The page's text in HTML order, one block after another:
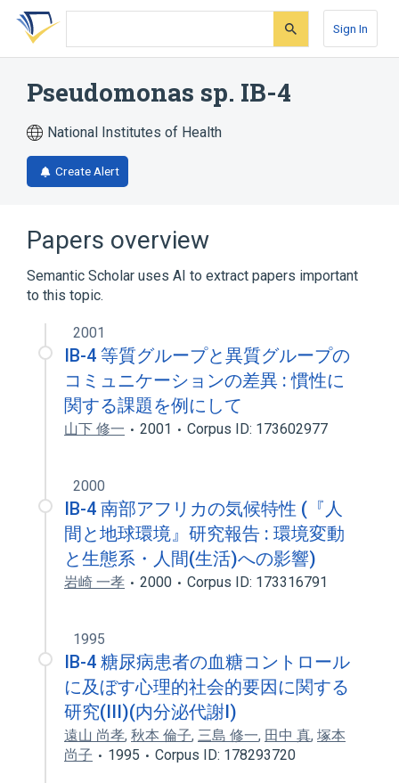
Skip
search
Skip
Skip
account
Sign In
Pseudomonas sp. IB-4
National Institutes of Health
Create Alert
Papers overview
Semantic Scholar uses AI to extract papers important
to this topic.
2001
IB-4 等質グループと異質グループの
コミュニケーションの差異 : 慣性に
関する課題を例にして
山下 修一 2001 Corpus ID: 173602977
2000
IB-4 南部アフリカの気候特性 (『人
間と地球環境』研究報告 : 環境変動
と生態系・人間(生活)への影響)
岩崎 一孝 2000 Corpus ID: 173316791
1995
IB-4 糖尿病患者の血糖コントロール
に及ぼす心理的社会的要因に関する
研究(III)(内分泌代謝I)
遠山 尚孝, 秋本 倫子, 三島 修一, 田中 真, 塚本
尚子
1995 Corpus ID: 178293720